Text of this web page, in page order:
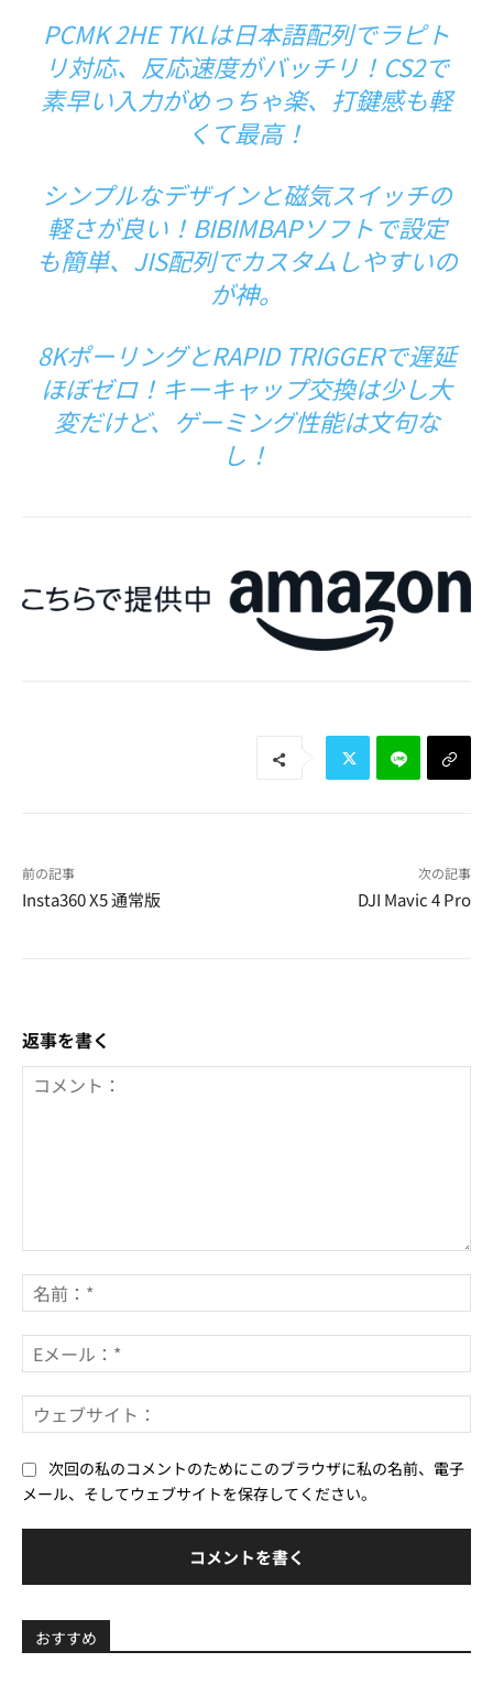
PCMK 2HE TKLは日本語配列でラピト
リ対応、反応速度がバッチリ！CS2で
素早い入力がめっちゃ楽、打鍵感も軽
くて最高！
シンプルなデザインと磁気スイッチの
軽さが良い！BIBIMBAPソフトで設定
も簡単、JIS配列でカスタムしやすいの
が神。
8KポーリングとRAPID TRIGGERで遅延
ほぼゼロ！キーキャップ交換は少し大
変だけど、ゲーミング性能は文句な
し！
前の記事
Insta360 X5 通常版
次の記事
DJI Mavic 4 Pro
返事を書く
メ
ン
ト：
前
*
メ
ー
*ェ
次回の私のコメントのためにこのブラウザに私の名前、電子
メール、そしてウェブサイトを保存してください。
おすすめ